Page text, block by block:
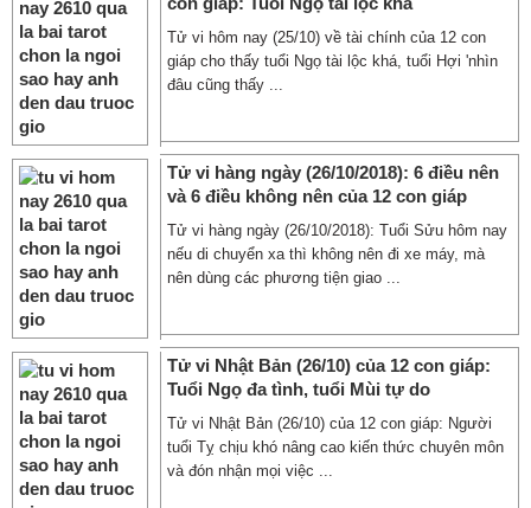
Tử vi hôm nay (25/10) về tài chính của 12 con
giáp cho thấy tuổi Ngọ tài lộc khá, tuổi Hợi 'nhìn
đâu cũng thấy ...
Tử vi hàng ngày (26/10/2018): 6 điều nên
và 6 điều không nên của 12 con giáp
Tử vi hàng ngày (26/10/2018): Tuổi Sửu hôm nay
nếu di chuyển xa thì không nên đi xe máy, mà
nên dùng các phương tiện giao ...
Tử vi Nhật Bản (26/10) của 12 con giáp:
Tuổi Ngọ đa tình, tuổi Mùi tự do
Tử vi Nhật Bản (26/10) của 12 con giáp: Người
tuổi Tỵ chịu khó nâng cao kiến thức chuyên môn
và đón nhận mọi việc ...